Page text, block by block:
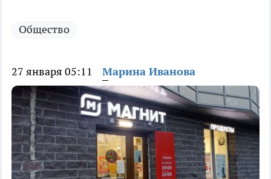
Общество
27 января 05:11 Марина Иванова